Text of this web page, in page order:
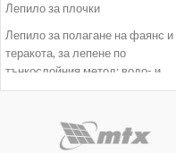
Лепило за плочки
Лепило за полагане на фаянс и
теракота, за лепене по
тънкослойния метод; водо- и
мразоустойчиво, клас C1 (съгл.
здраво и изгодно